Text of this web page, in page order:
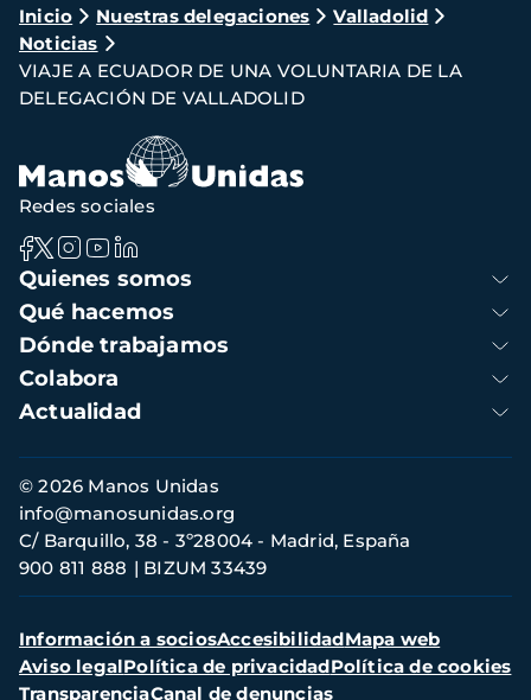
Ruta
de
navegación
Inicio Nuestras delegaciones
Valladolid
Noticias
VIAJE A ECUADOR DE UNA VOLUNTARIA DE LA
DELEGACIÓN DE VALLADOLID
Navegación
principal
Quienes somos
Qué hacemos
Dónde trabajamos
Colabora
Actualidad
Redes sociales
Información
de
contacto
© 2026 Manos Unidas
C/ Barquillo, 38 - 3º28004 - Madrid, España
900 811 888
BIZUM 33439
info@manosunidas.org
Menú
secundario
Información a sociosAccesibilidadMapa web
Aviso legalPolítica de privacidadPolítica de cookies
TransparenciaCanal de denuncias